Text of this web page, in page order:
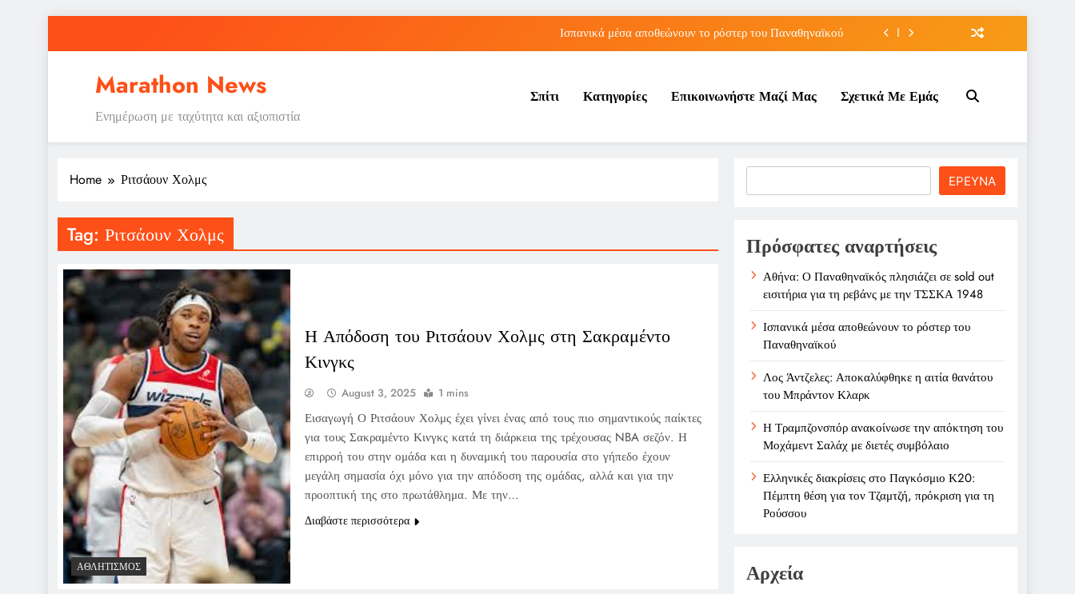
Ισπανικά μέσα αποθεώνουν το ρόστερ του Παναθηναϊκού
Η Τραμπζονσπόρ ανακοίνωσε την απόκτηση του Μοχάμεντ Σαλάχ με διετές συμβόλαιο
Ισπανικά μέσα αποθεώνουν το ρόστερ του Παναθηναϊκού
Λος Άντζελες: Αποκαλύφθηκε η αιτία θανάτου του Μπράντον Κλαρκ
Marathon News
Ενημέρωση με ταχύτητα και αξιοπιστία
Σπίτι Κατηγορίες Επικοινωνήστε Μαζί Μας Σχετικά Με Εμάς
Home Ριτσάουν Χολμς
Tag: Ριτσάουν Χολμς
ΑΘΛΗΤΙΣΜΌΣ
Η Απόδοση του Ριτσάουν Χολμς στη Σακραμέντο
Κινγκς
August 3, 2025 1 mins
Εισαγωγή Ο Ριτσάουν Χολμς έχει γίνει ένας από τους πιο σημαντικούς παίκτες
για τους Σακραμέντο Κινγκς κατά τη διάρκεια της τρέχουσας NBA σεζόν. Η
επιρροή του στην ομάδα και η δυναμική του παρουσία στο γήπεδο έχουν
μεγάλη σημασία όχι μόνο για την απόδοση της ομάδας, αλλά και για την
προοπτική της στο πρωτάθλημα. Με την…
Διαβάστε περισσότερα
ΕΡΕΥΝΑ
Πρόσφατες αναρτήσεις
Αθήνα: Ο Παναθηναϊκός πλησιάζει σε sold out
εισιτήρια για τη ρεβάνς με την ΤΣΣΚΑ 1948
Ισπανικά μέσα αποθεώνουν το ρόστερ του
Παναθηναϊκού
Λος Άντζελες: Αποκαλύφθηκε η αιτία θανάτου
του Μπράντον Κλαρκ
Η Τραμπζονσπόρ ανακοίνωσε την απόκτηση του
Μοχάμεντ Σαλάχ με διετές συμβόλαιο
Ελληνικές διακρίσεις στο Παγκόσμιο Κ20:
Πέμπτη θέση για τον Τζαμτζή, πρόκριση για τη
Ρούσσου
Αρχεία